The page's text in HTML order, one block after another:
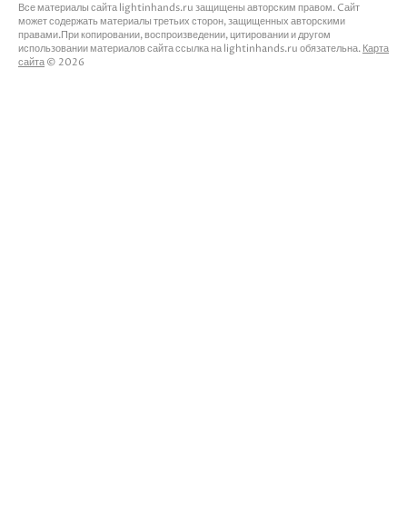
Все материалы сайта lightinhands.ru защищены авторским правом. Cайт
может содержать материалы третьих сторон, защищенных авторскими
правами.При копировании, воспроизведении, цитировании и другом
использовании материалов сайта ссылка на lightinhands.ru обязательна. Карта
сайта © 2026